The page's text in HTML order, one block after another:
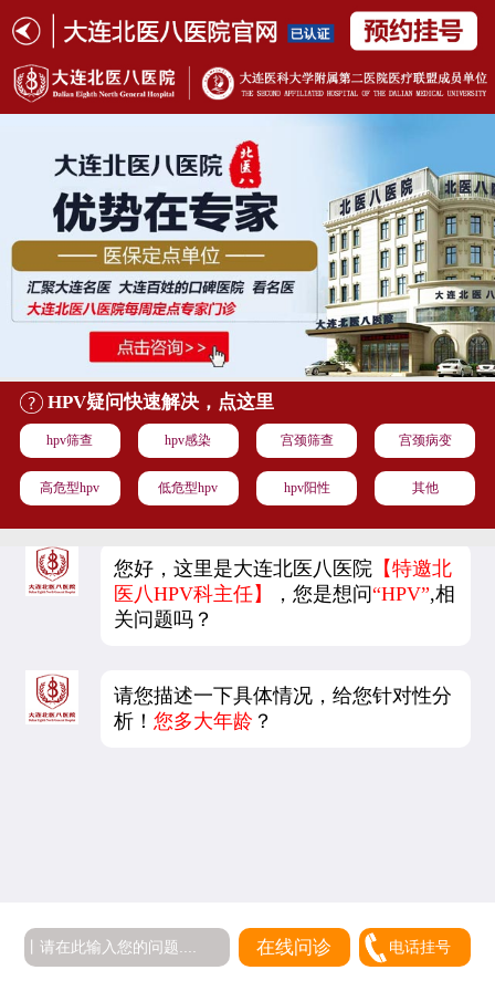
HPV疑问快速解决，点这里
hpv筛查 hpv感染 宫颈筛查 宫颈病变
高危型hpv 低危型hpv hpv阳性 其他
您好，这里是大连北医八医院 【特邀北
医八HPV科主任】
，您是想问“HPV”,相
关问题吗？
请您描述一下具体情况，给您针对性分
析！您多大年龄 ？
在线问诊 电话挂号